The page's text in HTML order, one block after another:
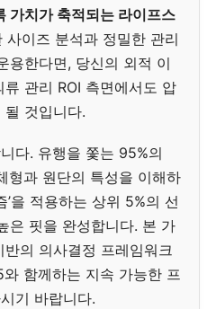
가치가 축적되는 라이프스
사이즈 분석과 정밀한 관리
용한다면, 당신의 외적 이
관리 ROI 측면에서도 압
될 것입니다.
다. 유행을 쫓는 95%의
형과 원단의 특성을 이해하
’을 적용하는 상위 5%의 선
은 핏을 완성합니다. 본 가
의 의사결정 프레임워크
함께하는 지속 가능한 프
기 바랍니다.